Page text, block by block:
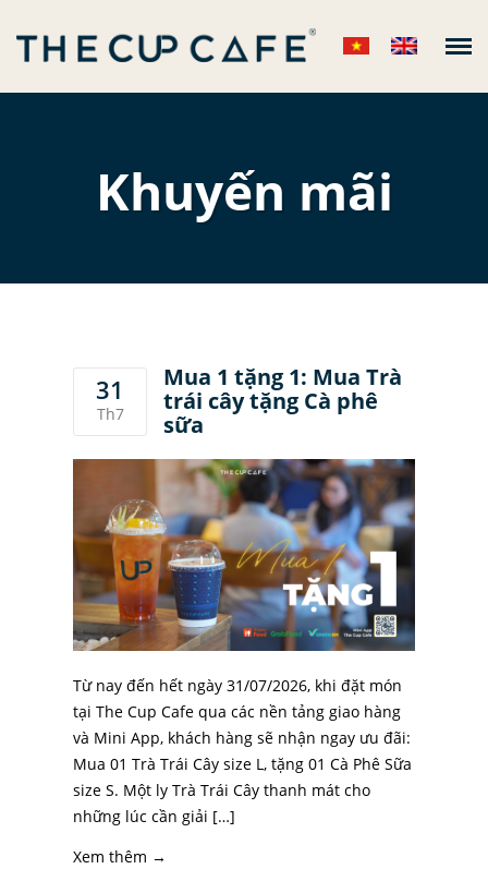
CỬA HÀNG
LIÊN HỆ
The Cup Cafe
Khuyến mãi
31
Th7
Mua 1 tặng 1: Mua Trà
trái cây tặng Cà phê
sữa
Từ nay đến hết ngày 31/07/2026, khi đặt món
tại The Cup Cafe qua các nền tảng giao hàng
và Mini App, khách hàng sẽ nhận ngay ưu đãi:
Mua 01 Trà Trái Cây size L, tặng 01 Cà Phê Sữa
size S. Một ly Trà Trái Cây thanh mát cho
những lúc cần giải […]
Xem thêm →